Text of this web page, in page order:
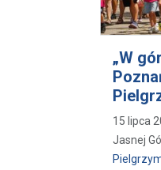
„W
15 lipca
Jasnej